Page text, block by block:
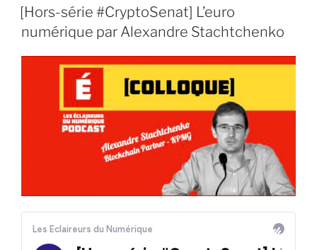
LE
[Hors-série #CryptoSenat] L’euro
numérique par Alexandre Stachtchenko